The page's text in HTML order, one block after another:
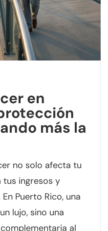
en
más la
no solo afecta tu
tus ingresos y
Puerto Rico, una
lujo, sino una
al